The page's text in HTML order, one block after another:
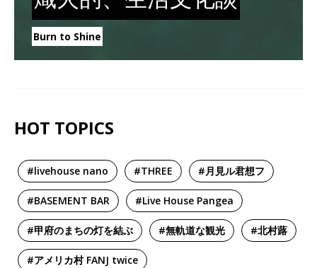
Burn to Shine
HOT TOPICS
#livehouse nano #THREE #月見ル君想フ
#BASEMENT BAR #Live House Pangea
#甲府のまちの灯を結ぶ #無軌道な観光 #北村蕗
#アメリカ村 FANJ twice